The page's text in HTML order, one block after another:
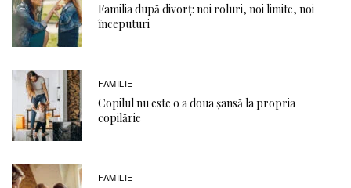
Familia după divorț: noi roluri, noi limite, noi
începuturi
FAMILIE
Copilul nu este o a doua șansă la propria
copilărie
FAMILIE